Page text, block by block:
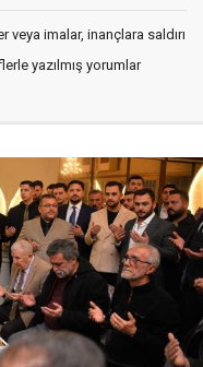
imalar, inançlara saldırı
yazılmış yorumlar